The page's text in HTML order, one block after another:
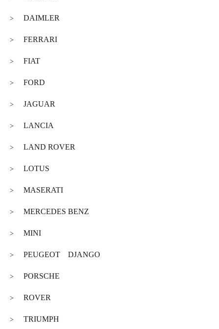
> DAIMLER
> FERRARI
> FIAT
> FORD
> JAGUAR
> LANCIA
> LAND ROVER
> LOTUS
> MASERATI
> MERCEDES BENZ
> MINI
> PEUGEOT DJANGO
> PORSCHE
> ROVER
> TRIUMPH